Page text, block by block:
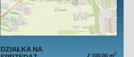
DZIAŁKA NA
2 100,00 m2